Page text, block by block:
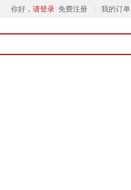
你好， 请登录 免费注册 我的订单